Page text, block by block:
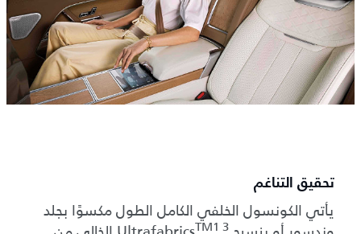
تحقيق التناغم
يأتي الكونسول الخلفي الكامل الطول مكسوًا بجلد
TM1 3